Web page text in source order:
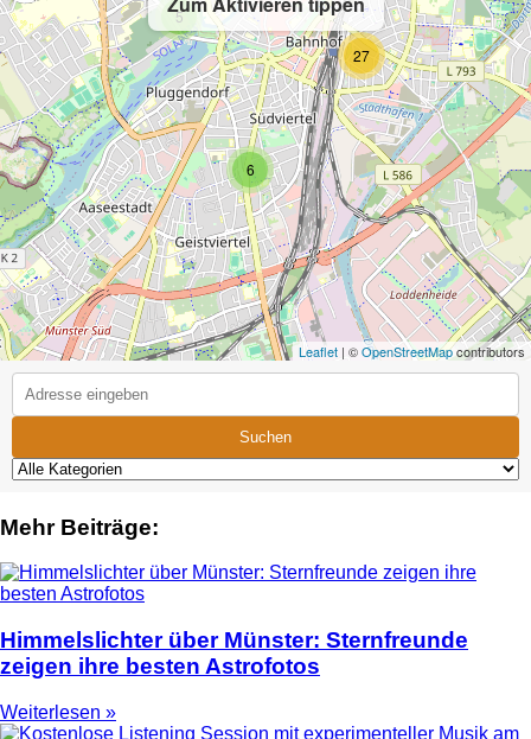
6
27
5
Leaflet | ©OpenStreetMapcontributors
Suchen
Mehr Beiträge:
Himmelslichter über Münster: Sternfreunde
zeigen ihre besten Astrofotos
Weiterlesen »